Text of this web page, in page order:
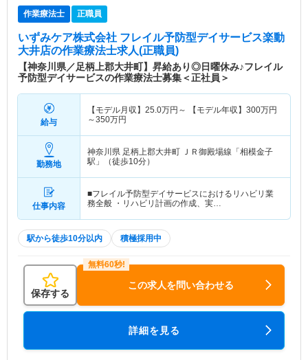
作業療法士 正職員
いずみケア株式会社 フレイル予防型デイサービス楽動
大井店の作業療法士求人(正職員)
【神奈川県／足柄上郡大井町】昇給あり◎日曜休み♪フレイル
予防型デイサービスの作業療法士募集＜正社員＞
給与
【モデル月収】 25.0万円～ 【モデル年収】 300万円
～350万円
勤務地
神奈川県 足柄上郡大井町 ＪＲ御殿場線「相模金子
駅」（徒歩10分）
仕事内容
■フレイル予防型デイサービスにおけるリハビリ業
務全般 ・リハビリ計画の作成、実…
駅から徒歩10分以内 積極採用中
保存する
この求人を問い合わせる
詳細を見る